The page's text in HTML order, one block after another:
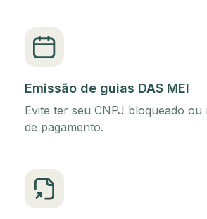
Emissão de guias DAS MEI
Evite ter seu CNPJ bloqueado
de pagamento.